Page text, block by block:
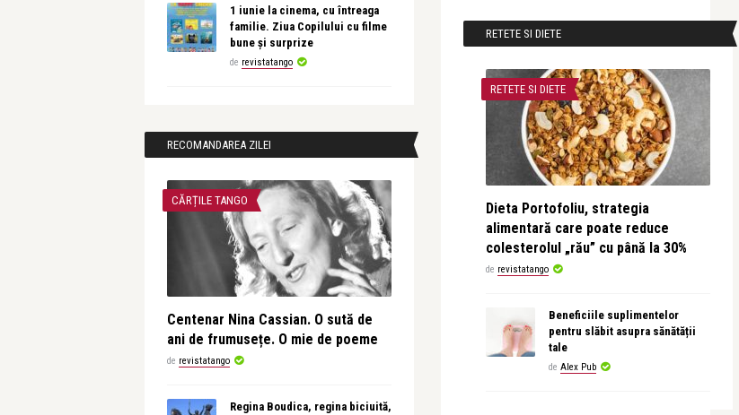
1 iunie la cinema, cu întreaga
familie. Ziua Copilului cu filme
bune și surprize
de revistatango
RECOMANDAREA ZILEI
CĂRȚILE TANGO
Centenar Nina Cassian. O sută de
ani de frumusețe. O mie de poeme
de revistatango
Regina Boudica, regina biciuită,
RETETE SI DIETE
RETETE SI DIETE
Dieta Portofoliu, strategia
alimentară care poate reduce
colesterolul „rău” cu până la 30%
de revistatango
Beneficiile suplimentelor
pentru slăbit asupra sănătății
tale
de Alex Pub